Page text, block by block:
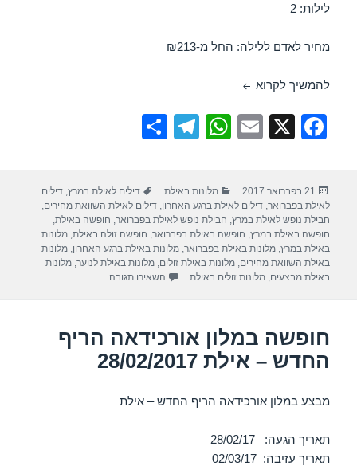
לילות: 2
מחיר לאדם ללילה: החל מ-₪213
להמשיך לקרוא חופשה במלון רימונים – אילת 28/02/2017
F
e
b
o
o
X
E
W
s
A
p
p
T
gr
a
m
e
פורסם
בתאריך
21 בפברואר 2017 קטגוריות
מלונות באילת תגיות
דילים לאילת במרץ,דילים
לאילת בפברואר,דילים לאילת ברגע האחרון,דילים לאילת השוואת מחירים,
חבילת נופש לאילת במרץ, חבילת נופש לאילת בפברואר, חופשה באילת,
חופשה באילת במרץ, חופשה באילת בפברואר, חופשה זולה באילת,מלונות
באילת במרץ,מלונות באילת בפברואר,מלונות באילת ברגע האחרון,מלונות
באילת השוואת מחירים,מלונות באילת זולים,מלונות באילת לנוער,מלונות
באילת מבצעים,מלונות זולים באילת השאירו תגובה
חופשה במלון אורכידאה הריף
החדש – אילת 28/02/2017
מבצע במלון אורכידאה הריף החדש – אילת
תאריך הגעה: 28/02/17
תאריך עזיבה: 02/03/17